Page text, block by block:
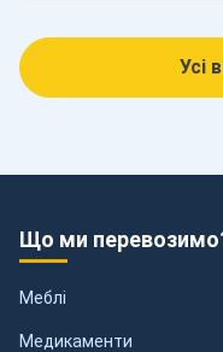
Усі
Що ми
Меблі
Медикаменти